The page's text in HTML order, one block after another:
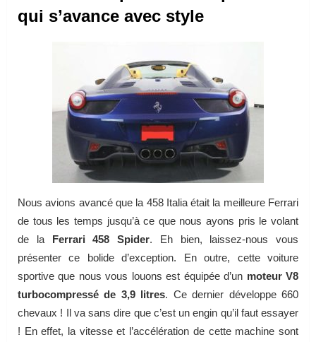
qui s’avance avec style
Nous avions avancé que la 458 Italia était la meilleure Ferrari
de tous les temps jusqu’à ce que nous ayons pris le volant
de la Ferrari 458 Spider. Eh bien, laissez-nous vous
présenter ce bolide d’exception. En outre, cette voiture
sportive que nous vous louons est équipée d’un moteur V8
turbocompressé de 3,9 litres. Ce dernier développe 660
chevaux ! Il va sans dire que c’est un engin qu’il faut essayer
! En effet, la vitesse et l’accélération de cette machine sont